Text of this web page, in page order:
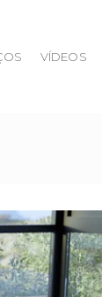
VÍDEOS